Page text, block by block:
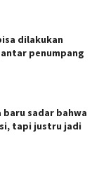
dilakukan
penumpang
baru sadar bahwa
tapi justru jadi